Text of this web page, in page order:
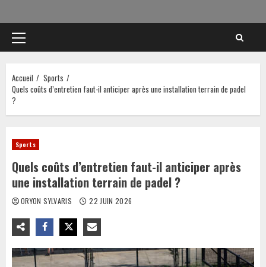
Menu
principal
Accueil
Sports
Quels coûts d’entretien faut-il anticiper après une installation terrain de padel
?
Sports
Quels coûts d’entretien faut-il anticiper après
une installation terrain de padel ?
ORYON SYLVARIS 22 JUIN 2026